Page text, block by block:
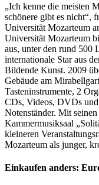
„Ich kenne die meisten
schönere gibt es nicht“,
Universität Mozarteum
Universität Mozarteum
aus, unter den rund 500
internationale Star aus
Bildende Kunst. 2009
Gebäude am
Tasteninstrumente, 2
CDs, Videos, DVDs
Notenständer. Mit
Kammermusiksaal
kleineren
Mozarteum als junger,
Einkaufen anders: